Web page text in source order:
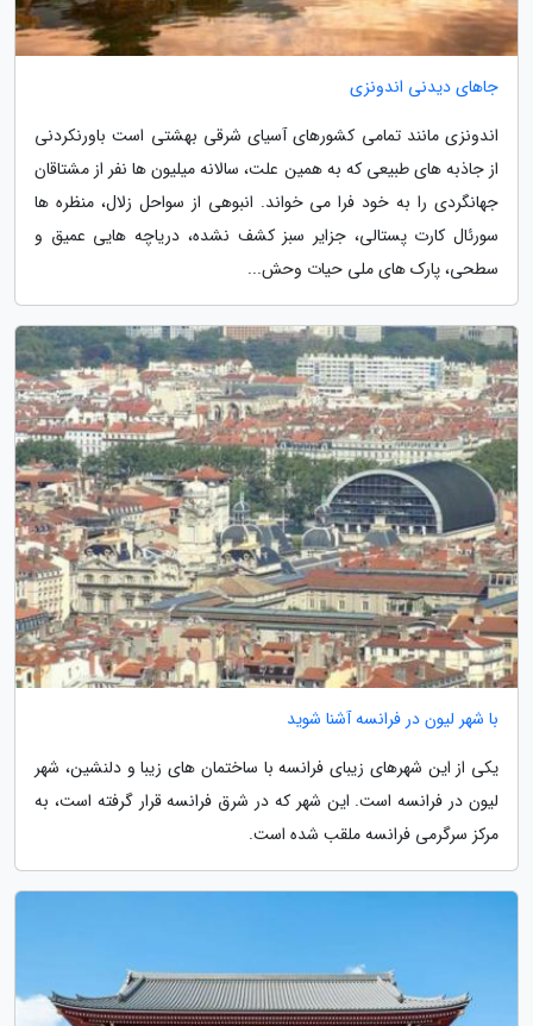
جاهای دیدنی اندونزی
اندونزی مانند تمامی کشورهای آسیای شرقی بهشتی است باورنکردنی
از جاذبه های طبیعی که به همین علت، سالانه میلیون ها نفر از مشتاقان
جهانگردی را به خود فرا می خواند. انبوهی از سواحل زلال، منظره ها
سورئال کارت پستالی، جزایر سبز کشف نشده، دریاچه هایی عمیق و
سطحی، پارک های ملی حیات وحش...
با شهر لیون در فرانسه آشنا شوید
یکی از این شهرهای زیبای فرانسه با ساختمان های زیبا و دلنشین، شهر
لیون در فرانسه است. این شهر که در شرق فرانسه قرار گرفته است، به
مرکز سرگرمی فرانسه ملقب شده است.